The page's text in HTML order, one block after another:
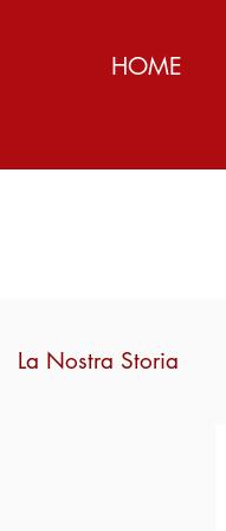
HOME
La Nostra Storia